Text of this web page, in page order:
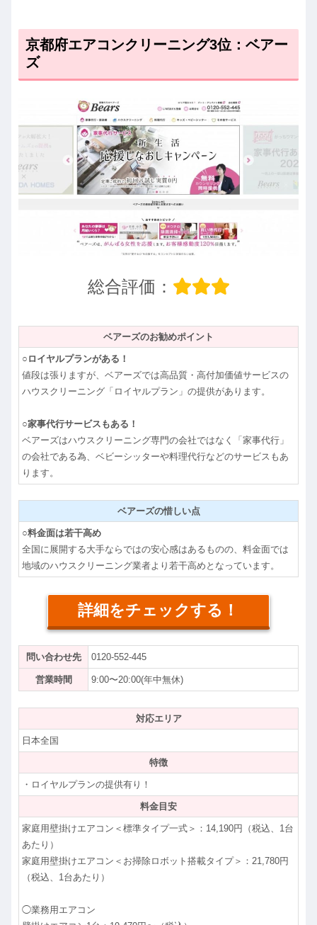
京都府エアコンクリーニング3位：ベアー
ズ
総合評価：
ベアーズのお勧めポイント
○ロイヤルプランがある！
値段は張りますが、ベアーズでは高品質・高付加価値サービスの
ハウスクリーニング「ロイヤルプラン」の提供があります。
○家事代行サービスもある！
ベアーズはハウスクリーニング専門の会社ではなく「家事代行」
の会社である為、ベビーシッターや料理代行などのサービスもあ
ります。
ベアーズの惜しい点
○料金面は若干高め
全国に展開する大手ならではの安心感はあるものの、料金面では
地域のハウスクリーニング業者より若干高めとなっています。
詳細をチェックする！
問い合わせ先 0120-552-445
営業時間 9:00〜20:00(年中無休)
対応エリア
日本全国
特徴
・ロイヤルプランの提供有り！
料金目安
家庭用壁掛けエアコン＜標準タイプ一式＞：14,190円（税込、1台
あたり）
家庭用壁掛けエアコン＜お掃除ロボット搭載タイプ＞：21,780円
（税込、1台あたり）
◯業務用エアコン